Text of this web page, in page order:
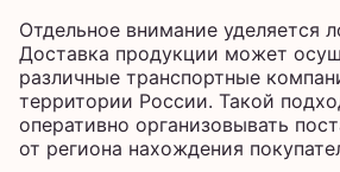
Отдельное внимание уделяется
Доставка продукции может
различные транспортные
территории России. Такой
оперативно организовывать
от региона нахождения